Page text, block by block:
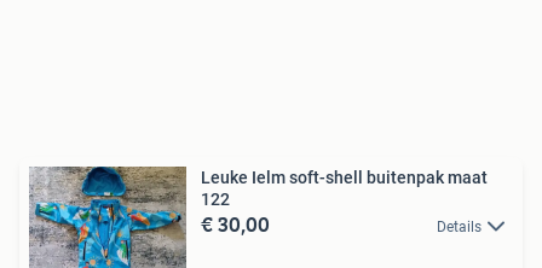
Leuke Ielm soft-shell buitenpak maat
122
€ 30,00 Details